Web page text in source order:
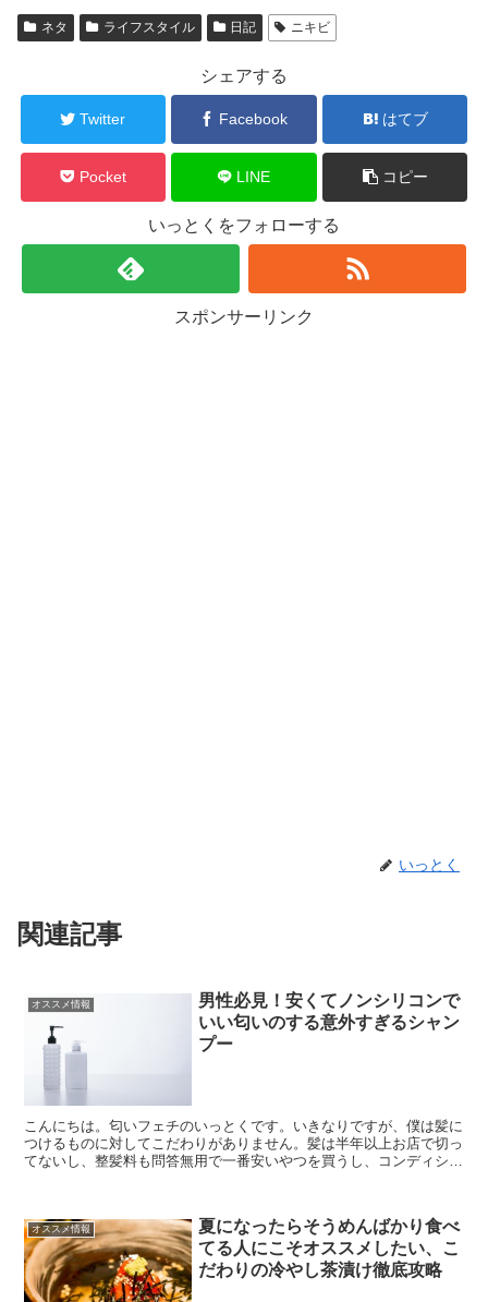
ネタ ライフスタイル 日記 ニキビ
シェアする
Twitter Facebook はてブ
Pocket LINE コピー
いっとくをフォローする
スポンサーリンク
いっとく
関連記事
オススメ情報
男性必見！安くてノンシリコンで
いい匂いのする意外すぎるシャン
プー
こんにちは。匂いフェチのいっとくです。いきなりですが、僕は髪に
つけるものに対してこだわりがありません。髪は半年以上お店で切っ
てないし、整髪料も問答無用で一番安いやつを買うし、コンディショ
オススメ情報
夏になったらそうめんばかり食べ
てる人にこそオススメしたい、こ
だわりの冷やし茶漬け徹底攻略